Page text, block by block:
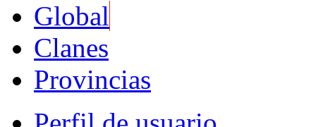
Global
Clanes
Provincias